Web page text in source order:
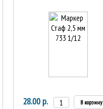
28.00 р. В корзину